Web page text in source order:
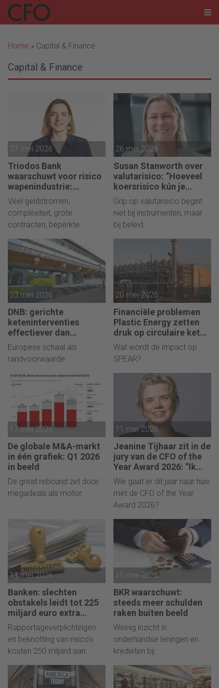
Home » Capital & Finance
Capital & Finance
27 mei 2026
Triodos Bank
waarschuwt voor risico
wapenindustrie:
“Fraude volgt geld.”
Veel geldstromen,
complexiteit, grote
contracten, beperkte
transparantie en politieke
belangen.
26 mei 2026
Susan Stanworth over
valutarisico: “Hoeveel
koersrisico kún je
dragen? En hoeveel wíl
je dragen?”
Grip op valutarisico begint
niet bij instrumenten, maar
bij beleid.
23 mei 2026
DNB: gerichte
keteninterventies
effectiever dan
renteverhogingen bij
inflatieschokken
Europese schaal als
randvoorwaarde
20 mei 2026
Financiële problemen
Plastic Energy zetten
druk op circulaire keten
Chemelot
Wat wordt de impact op
SPEAR?
17 mei 2026
De globale M&A-markt
in één grafiek: Q1 2026
in beeld
De great rebound zet door:
megadeals als motor.
11 mei 2026
Jeanine Tijhaar zit in de
jury van de CFO of the
Year Award 2026: “Ik
kijk of CFO’s scherpte
combineren met
mensgericht
leiderschap.”
Wie gaat er dit jaar naar huis
met de CFO of the Year
Award 2026?
11 mei 2026
Banken: slechten
obstakels leidt tot 225
miljard euro extra
kapitaal in de EU
Rapportageverplichtingen
en beknotting van risico's
kosten 250 miljard aan
liquiditeit.
10 mei 2026
BKR waarschuwt:
steeds meer schulden
raken buiten beeld
Weinig inzicht in
onderhandse leningen en
kredieten bij
achterafbetaaldiensten.